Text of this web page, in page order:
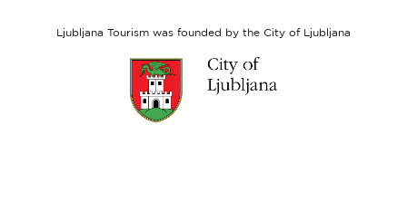
Ljubljana Tourism was founded by the City of Ljubljana